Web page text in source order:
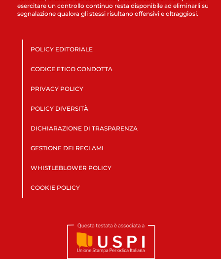
esercitare un controllo continuo resta disponibile ad eliminarli su
segnalazione qualora gli stessi risultano offensivi e oltraggiosi.
POLICY EDITORIALE
CODICE ETICO CONDOTTA
PRIVACY POLICY
POLICY DIVERSITÀ
DICHIARAZIONE DI TRASPARENZA
GESTIONE DEI RECLAMI
WHISTLEBLOWER POLICY
COOKIE POLICY